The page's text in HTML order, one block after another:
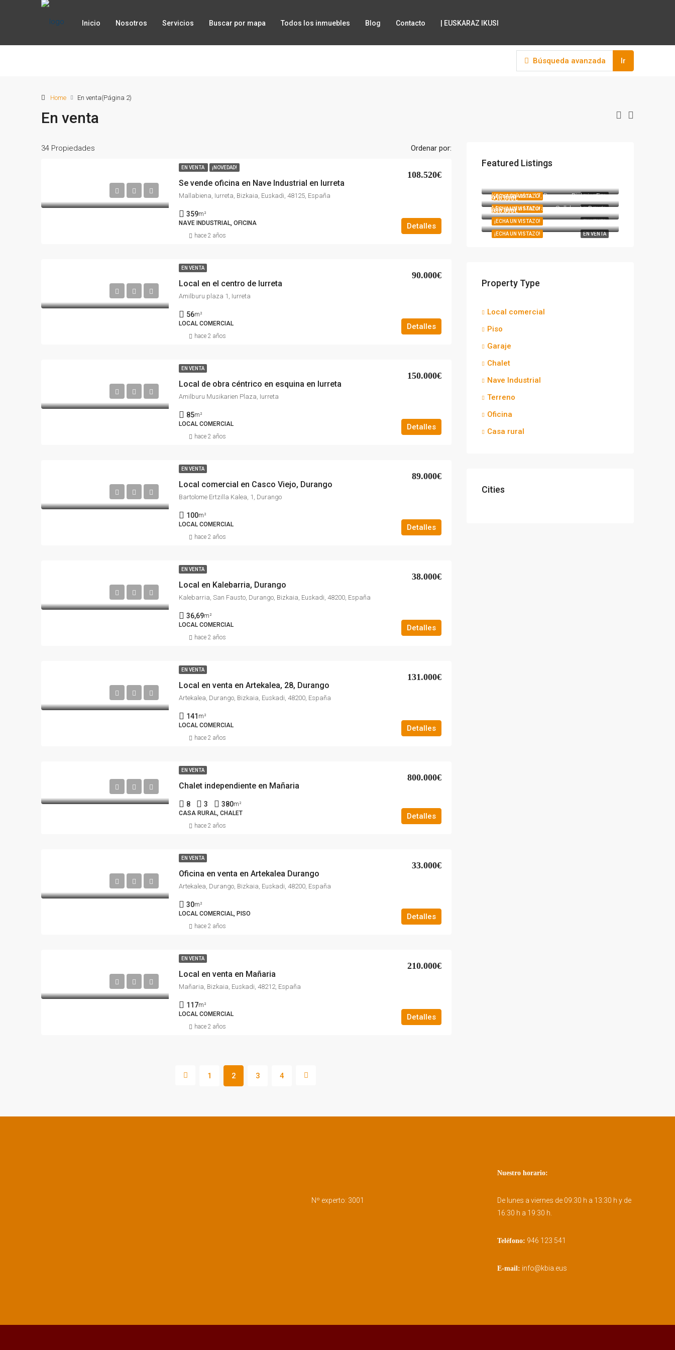
Inicio Nosotros Servicios Buscar por mapa Todos los inmuebles Blog Contacto | EUSKARAZ IKUSI
Búsqueda avanzada Ir
Home En venta(Página 2)
En venta
34 Propiedades Ordenar por:
EN VENTA ¡NOVEDAD!
Se vende oficina en Nave Industrial en Iurreta
108.520€
Mallabiena, Iurreta, Bizkaia, Euskadi, 48125, España
359m²
NAVE INDUSTRIAL, OFICINA
Detalles
hace 2 años
EN VENTA
Local en el centro de Iurreta
90.000€
Amilburu plaza 1, Iurreta
56m²
LOCAL COMERCIAL
Detalles
hace 2 años
EN VENTA
Local de obra céntrico en esquina en Iurreta
150.000€
Amilburu Musikarien Plaza, Iurreta
85m²
LOCAL COMERCIAL
Detalles
hace 2 años
EN VENTA
Local comercial en Casco Viejo, Durango
89.000€
Bartolome Ertzilla Kalea, 1, Durango
100m²
LOCAL COMERCIAL
Detalles
hace 2 años
EN VENTA
Local en Kalebarria, Durango
38.000€
Kalebarria, San Fausto, Durango, Bizkaia, Euskadi, 48200, España
36,69m²
LOCAL COMERCIAL
Detalles
hace 2 años
EN VENTA
Local en venta en Artekalea, 28, Durango
131.000€
Artekalea, Durango, Bizkaia, Euskadi, 48200, España
141 m²
LOCAL COMERCIAL
Detalles
hace 2 años
EN VENTA
Chalet independiente en Mañaria
800.000€
8 3 380m²
CASA RURAL, CHALET
Detalles
hace 2 años
EN VENTA
Oficina en venta en Artekalea Durango
33.000€
Artekalea, Durango, Bizkaia, Euskadi, 48200, España
30m²
LOCAL COMERCIAL, PISO
Detalles
hace 2 años
EN VENTA
Local en venta en Mañaria
210.000€
Mañaria, Bizkaia, Euskadi, 48212, España
117m²
LOCAL COMERCIAL
Detalles
hace 2 años
1 2 3 4
Featured Listings
EN VENTA
¡ECHA UN VISTAZO!
EN VENTA
¡ECHA UN VISTAZO!
Komentukalea 17, Durango, Bizkaia, Euskadi, 48200, España
EN VENTA
¡ECHA UN VISTAZO!
950.000€
Margarita Maturana, Sallobente, Besoita, Berriz, Bizkaia, Euskadi, 48240, España
EN VENTA
¡ECHA UN VISTAZO!
680.000€
Property Type
Local comercial
Piso
Garaje
Chalet
Nave Industrial
Terreno
Oficina
Casa rural
Cities
Nº experto: 3001
Nuestro horario:
De lunes a viernes de 09:30 h a 13:30 h y de
16:30 h a 19:30 h.
Teléfono: 946 123 541
E-mail: info@kbia.eus